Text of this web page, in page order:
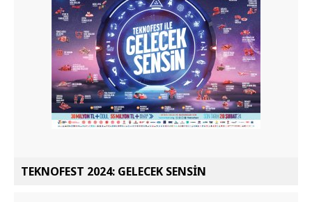
TEKNOFEST 2024: GELECEK SENSİN